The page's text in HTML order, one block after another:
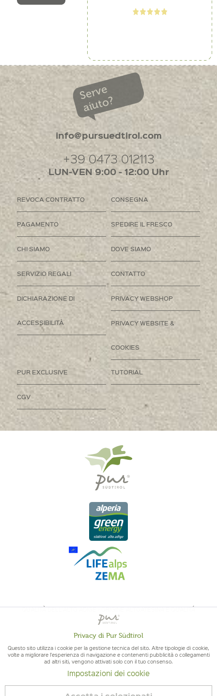
Serve
aiuto?
info@pursuedtirol.com
+39 0473 012113
LUN-VEN 9:00 - 12:00 Uhr
REVOCA CONTRATTO CONSEGNA
PAGAMENTO SPEDIRE IL FRESCO
CHI SIAMO DOVE SIAMO
SERVIZIO REGALI CONTATTO
DICHIARAZIONE DI
ACCESSIBILITÀ
PRIVACY WEBSHOP
PRIVACY WEBSITE &
COOKIES
PUR EXCLUSIVE TUTORIAL
CGV
QUALITÀ DELL'ALTO ADIGE - ORIGINE ALTOATESINA E QUALITÁ
CONTROLLATA
Privacy di Pur Südtirol
Questo sito utilizza i cookie per la gestione tecnica del sito. Altre tipologie di cookie,
volte a migliorare l'esperienza di navigazione e contenenti pubblicità o collegamenti
ad altri siti, vengono attivati solo con il tuo consenso.
Impostazioni dei cookie